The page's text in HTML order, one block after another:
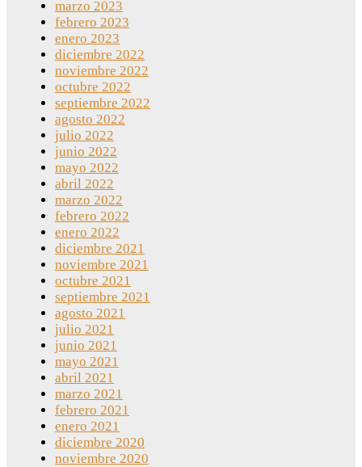
marzo 2023
febrero 2023
enero 2023
diciembre 2022
noviembre 2022
octubre 2022
septiembre 2022
agosto 2022
julio 2022
junio 2022
mayo 2022
abril 2022
marzo 2022
febrero 2022
enero 2022
diciembre 2021
noviembre 2021
octubre 2021
septiembre 2021
agosto 2021
julio 2021
junio 2021
mayo 2021
abril 2021
marzo 2021
febrero 2021
enero 2021
diciembre 2020
noviembre 2020